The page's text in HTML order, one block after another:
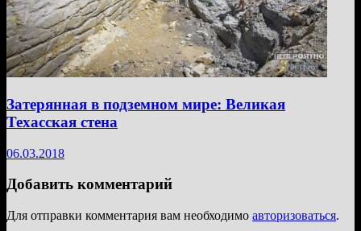
Затерянная в подземном мире: Великая
Техасская стена
06.03.2018
Добавить комментарий
Для отправки комментария вам необходимо авторизоваться.